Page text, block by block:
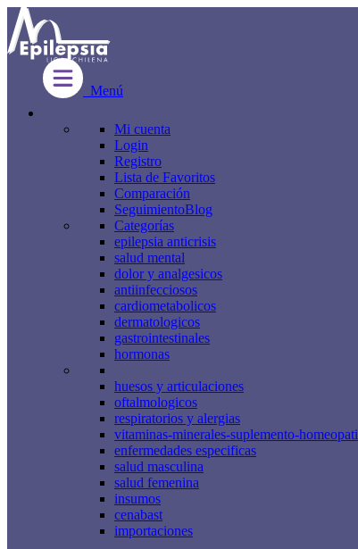
Menú
Mi cuenta
Login
Registro
Lista de Favoritos
Comparación
SeguimientoBlog
Categorías
epilepsia anticrisis
salud mental
dolor y analgesicos
antiinfecciosos
cardiometabolicos
dermatologicos
gastrointestinales
hormonas
huesos y articulaciones
oftalmologicos
respiratorios y alergias
vitaminas-minerales-suplemento-homeopati
enfermedades especificas
salud masculina
salud femenina
insumos
cenabast
importaciones